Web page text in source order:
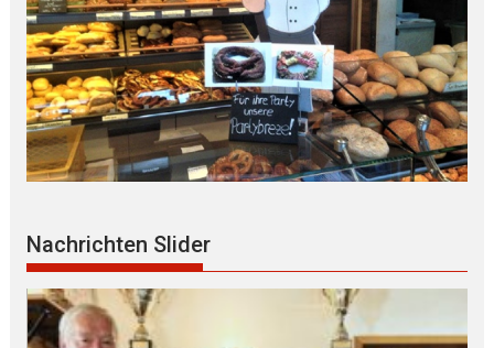
Nachrichten Slider